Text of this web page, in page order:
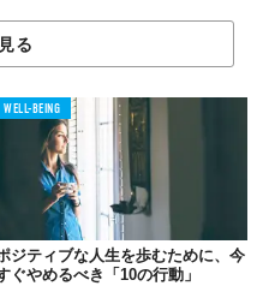
リーばかり
る
WELL-BEING
ジティブな人生を歩むために、今
ぐやめるべき「10の行動」